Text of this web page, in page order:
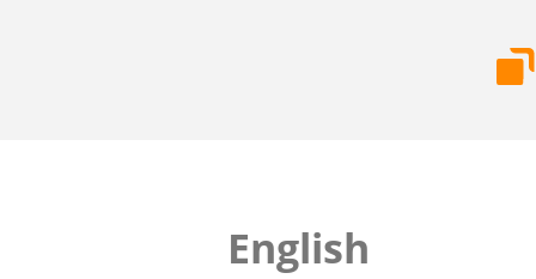
English